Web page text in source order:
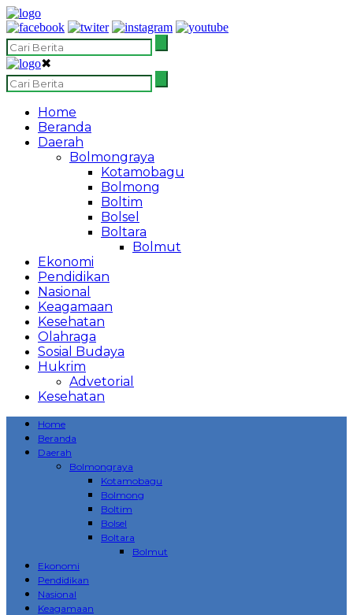
✖
Home
Beranda
Daerah
Bolmongraya
Kotamobagu
Bolmong
Boltim
Bolsel
Boltara
Bolmut
Ekonomi
Pendidikan
Nasional
Keagamaan
Kesehatan
Olahraga
Sosial Budaya
Hukrim
Advetorial
Kesehatan
Home
Beranda
Daerah
Bolmongraya
Kotamobagu
Bolmong
Boltim
Bolsel
Boltara
Bolmut
Ekonomi
Pendidikan
Nasional
Keagamaan